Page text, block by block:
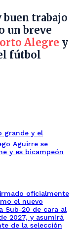
buen trabajo
un breve
Alegre y
fútbol
grande y el
Aguirre se
y es bicampeón
oficialmente
el nuevo
Sub-20 de cara al
2027, y asumirá
de la selección